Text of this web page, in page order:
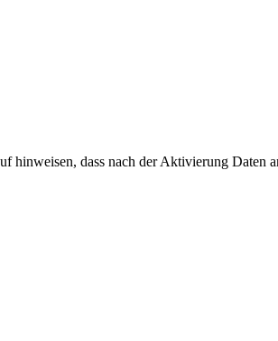
hinweisen, dass nach der Aktivierung Daten